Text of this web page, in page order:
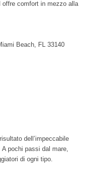
offre comfort in mezzo alla
Beach, FL 33140
dell’impeccabile
pochi passi dal mare,
di ogni tipo.